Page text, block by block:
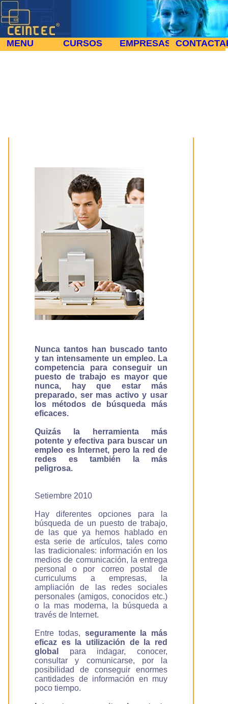
MENU CURSOS EMPRESAS
Nunca tantos han buscado tanto
y tan intensamente un empleo. La
competencia para conseguir un
puesto de trabajo es mayor que
nunca, hay que estar más
preparado, ser mas activo y usar
los métodos de búsqueda más
eficaces.
Quizás la herramienta más
potente y efectiva para buscar un
empleo es Internet, pero la red de
redes es también la más
peligrosa.
Setiembre 2010
Hay diferentes opciones para la
búsqueda de un puesto de trabajo,
de las que ya hemos hablado en
esta serie de artículos, tales como
las tradicionales: información en los
medios de comunicación, la entrega
personal o por correo postal de
curriculums a empresas, la
ampliación de las redes sociales
personales (amigos, conocidos etc.)
o la mas moderna, la búsqueda a
través de Internet.
Entre todas, seguramente la más
eficaz es la utilización de la red
global
para indagar, conocer,
consultar y comunicarse, por la
posibilidad de conseguir enormes
cantidades de información en muy
poco tiempo.